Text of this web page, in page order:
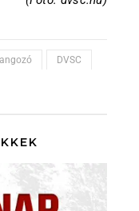
DVSC